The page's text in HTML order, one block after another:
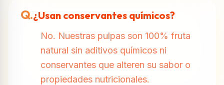
Q.¿Usan conservantes químicos?
No. Nuestras pulpas son 100% fruta
natural sin aditivos químicos ni
conservantes que alteren su sabor o
propiedades nutricionales.